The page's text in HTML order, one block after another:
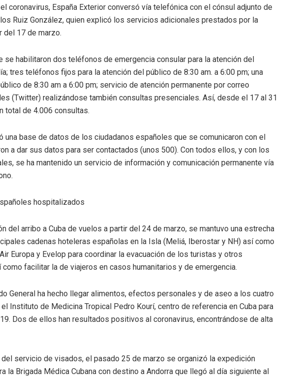
coronavirus, España Exterior conversó vía telefónica con el cónsul adjunto de
Ruiz González, quien explicó los servicios adicionales prestados por la
del 17 de marzo.
se habilitaron dos teléfonos de emergencia consular para la atención del
tres teléfonos fijos para la atención del público de 8:30 am. a 6:00 pm; una
de 8:30 am a 6:00 pm; servicio de atención permanente por correo
(Twitter) realizándose también consultas presenciales. Así, desde el 17 al 31
total de 4.006 consultas.
base de datos de los ciudadanos españoles que se comunicaron con el
a dar sus datos para ser contactados (unos 500). Con todos ellos, y con los
se ha mantenido un servicio de información y comunicación permanente vía
hospitalizados
del arribo a Cuba de vuelos a partir del 24 de marzo, se mantuvo una estrecha
cadenas hoteleras españolas en la Isla (Meliá, Iberostar y NH) así como
Europa y Evelop para coordinar la evacuación de los turistas y otros
facilitar la de viajeros en casos humanitarios y de emergencia.
General ha hecho llegar alimentos, efectos personales y de aseo a los cuatro
Instituto de Medicina Tropical Pedro Kourí, centro de referencia en Cuba para
Dos de ellos han resultados positivos al coronavirus, encontrándose de alta
servicio de visados, el pasado 25 de marzo se organizó la expedición
la Brigada Médica Cubana con destino a Andorra que llegó al día siguiente al